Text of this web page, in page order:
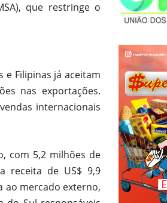
que restringe o
e Filipinas já aceitam
nas exportações.
internacionais
com 5,2 milhões de
receita de US$ 9,9
ao mercado externo,